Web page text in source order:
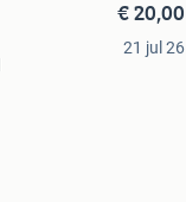
€ 20,00
21 jul 26